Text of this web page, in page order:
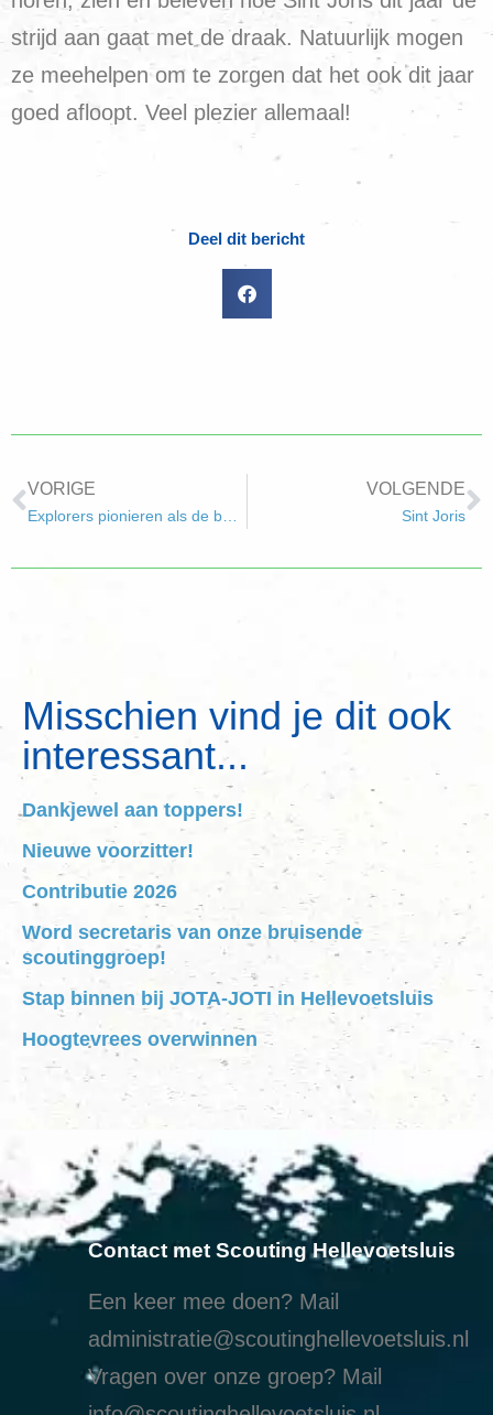
strijd aan gaat met de draak. Natuurlijk mogen
ze meehelpen om te zorgen dat het ook dit jaar
goed afloopt. Veel plezier allemaal!
Deel dit bericht
VORIGE VOLGENDE
Sint Joris
Misschien vind je dit ook
interessant...
Dankjewel aan toppers!
Nieuwe voorzitter!
Contributie 2026
Word secretaris van onze bruisende
scoutinggroep!
Stap binnen bij JOTA-JOTI in Hellevoetsluis
Hoogtevrees overwinnen
Contact met Scouting Hellevoetsluis
Een keer mee doen? Mail
administratie@scoutinghellevoetsluis.nl
Vragen over onze groep? Mail